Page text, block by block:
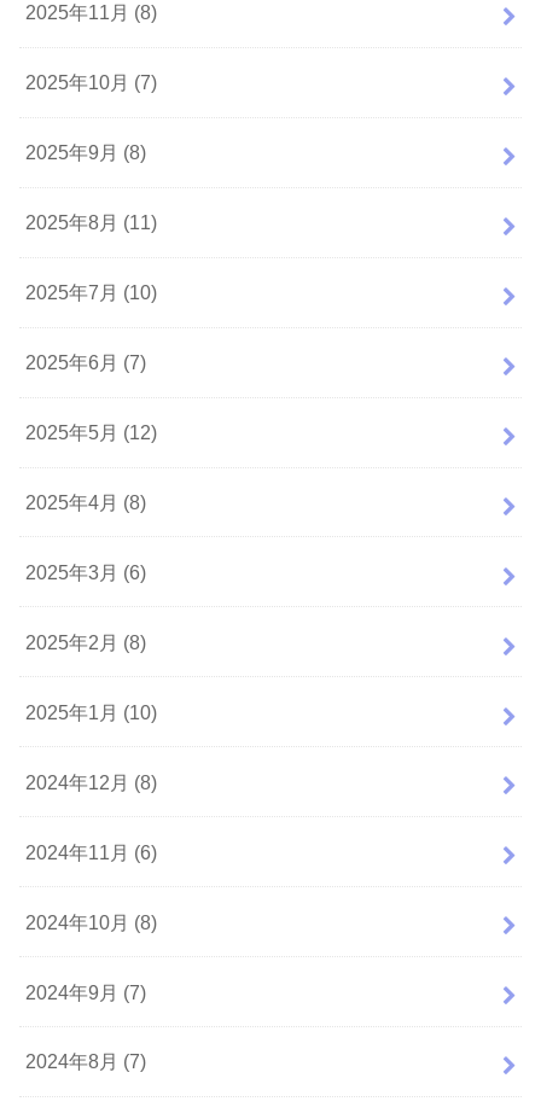
2025年11月 (8)
2025年10月 (7)
2025年9月 (8)
2025年8月 (11)
2025年7月 (10)
2025年6月 (7)
2025年5月 (12)
2025年4月 (8)
2025年3月 (6)
2025年2月 (8)
2025年1月 (10)
2024年12月 (8)
2024年11月 (6)
2024年10月 (8)
2024年9月 (7)
2024年8月 (7)